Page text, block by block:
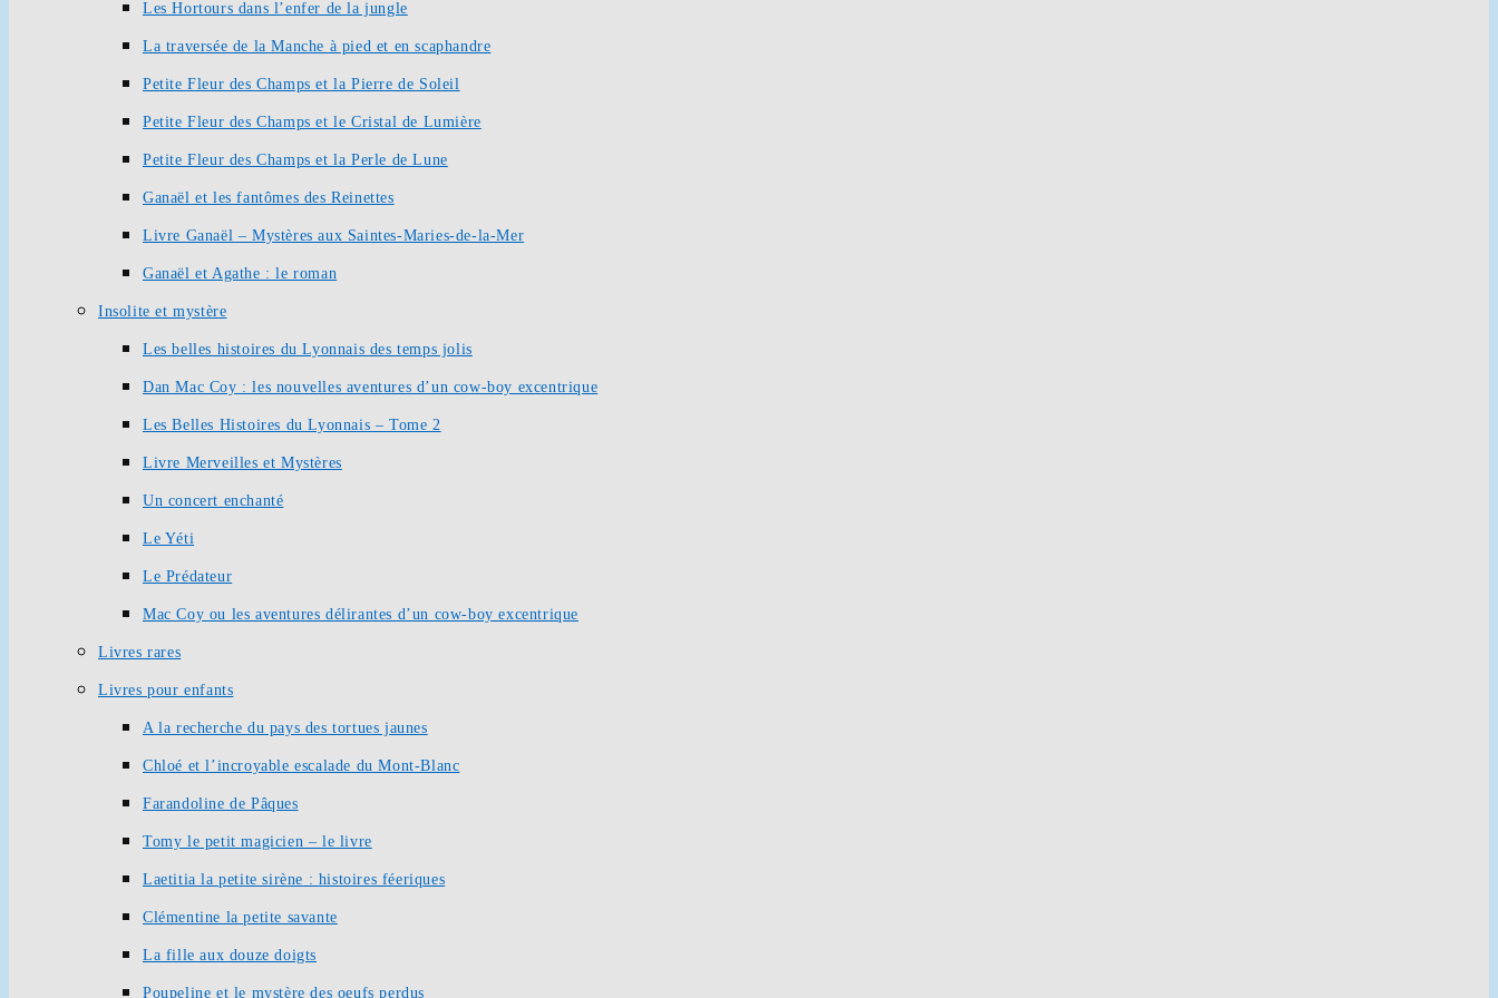
Les Hortours dans l’enfer de la jungle
La traversée de la Manche à pied et en scaphandre
Petite Fleur des Champs et la Pierre de Soleil
Petite Fleur des Champs et le Cristal de Lumière
Petite Fleur des Champs et la Perle de Lune
Ganaël et les fantômes des Reinettes
Livre Ganaël – Mystères aux Saintes-Maries-de-la-Mer
Ganaël et Agathe : le roman
Insolite et mystère
Les belles histoires du Lyonnais des temps jolis
Dan Mac Coy : les nouvelles aventures d’un cow-boy excentrique
Les Belles Histoires du Lyonnais – Tome 2
Livre Merveilles et Mystères
Un concert enchanté
Le Yéti
Le Prédateur
Mac Coy ou les aventures délirantes d’un cow-boy excentrique
Livres rares
Livres pour enfants
A la recherche du pays des tortues jaunes
Chloé et l’incroyable escalade du Mont-Blanc
Farandoline de Pâques
Tomy le petit magicien – le livre
Laetitia la petite sirène : histoires féeriques
Clémentine la petite savante
La fille aux douze doigts
Poupeline et le mystère des oeufs perdus